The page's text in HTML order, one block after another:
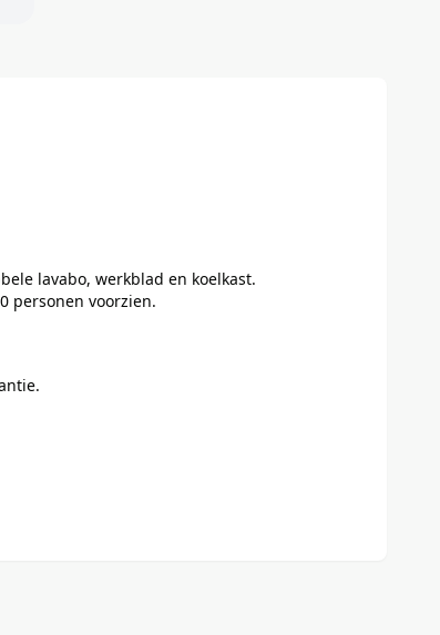
lavabo, werkblad en koelkast.
personen voorzien.